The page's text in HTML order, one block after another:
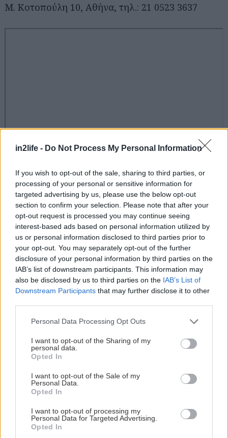
in2life - Do Not Process My Personal Information
If you wish to opt-out of the sale, sharing to third parties, or
processing of your personal or sensitive information for
targeted advertising by us, please use the below opt-out
section to confirm your selection. Please note that after your
opt-out request is processed you may continue seeing
interest-based ads based on personal information utilized by
us or personal information disclosed to third parties prior to
your opt-out. You may separately opt-out of the further
disclosure of your personal information by third parties on the
IAB’s list of downstream participants. This information may
also be disclosed by us to third parties on the IAB’s List of
Downstream Participants that may further disclose it to other
Please note that this website/app uses one or more Google
not limited to your visit or usage behaviour. You may click to
grant or deny consent to Google and its third-party tags to
use your data for below specified purposes in below Google
consent section.
Personal Data Processing Opt Outs
I want to opt-out of the Sharing of my
personal data.
Opted In
I want to opt-out of the Sale of my
Personal Data.
Opted In
I want to opt-out of processing my
Personal Data for Targeted Advertising.
Opted In
Μ. Κοτοπούλη 10, Αθήνα, τηλ.: 21 0523 3637
Ζήτησε κανείς ονομαστό γαλακτοπωλείο, όπως
εκείνα που άραζαν τα παππούδια μας παλιά γιατί
ξέρανε από καλό παραδοσιακό γλυκό; Σου
παρουσιάζουμε περήφανα τη Στάνη για την οποία
είμαστε βέβαιο ότι έχεις ακούσει πολλά κι
ενδιαφέροντα. Εδώ οι δίπλες είναι ροδελάτες,
μακρόστενες και λουσμένες με όσο μέλι
χρειάζεται για να γίνει αποδεκτή η αμαρτία, μέχρι
κι από τον διαιτολόγο σου. Φτιάχνονται με αγνά
υλικά κι εξαιρετική ζύμη, ποντάροντας στην
ζαχαροπλαστών της Στάνης.
Μέλισσα